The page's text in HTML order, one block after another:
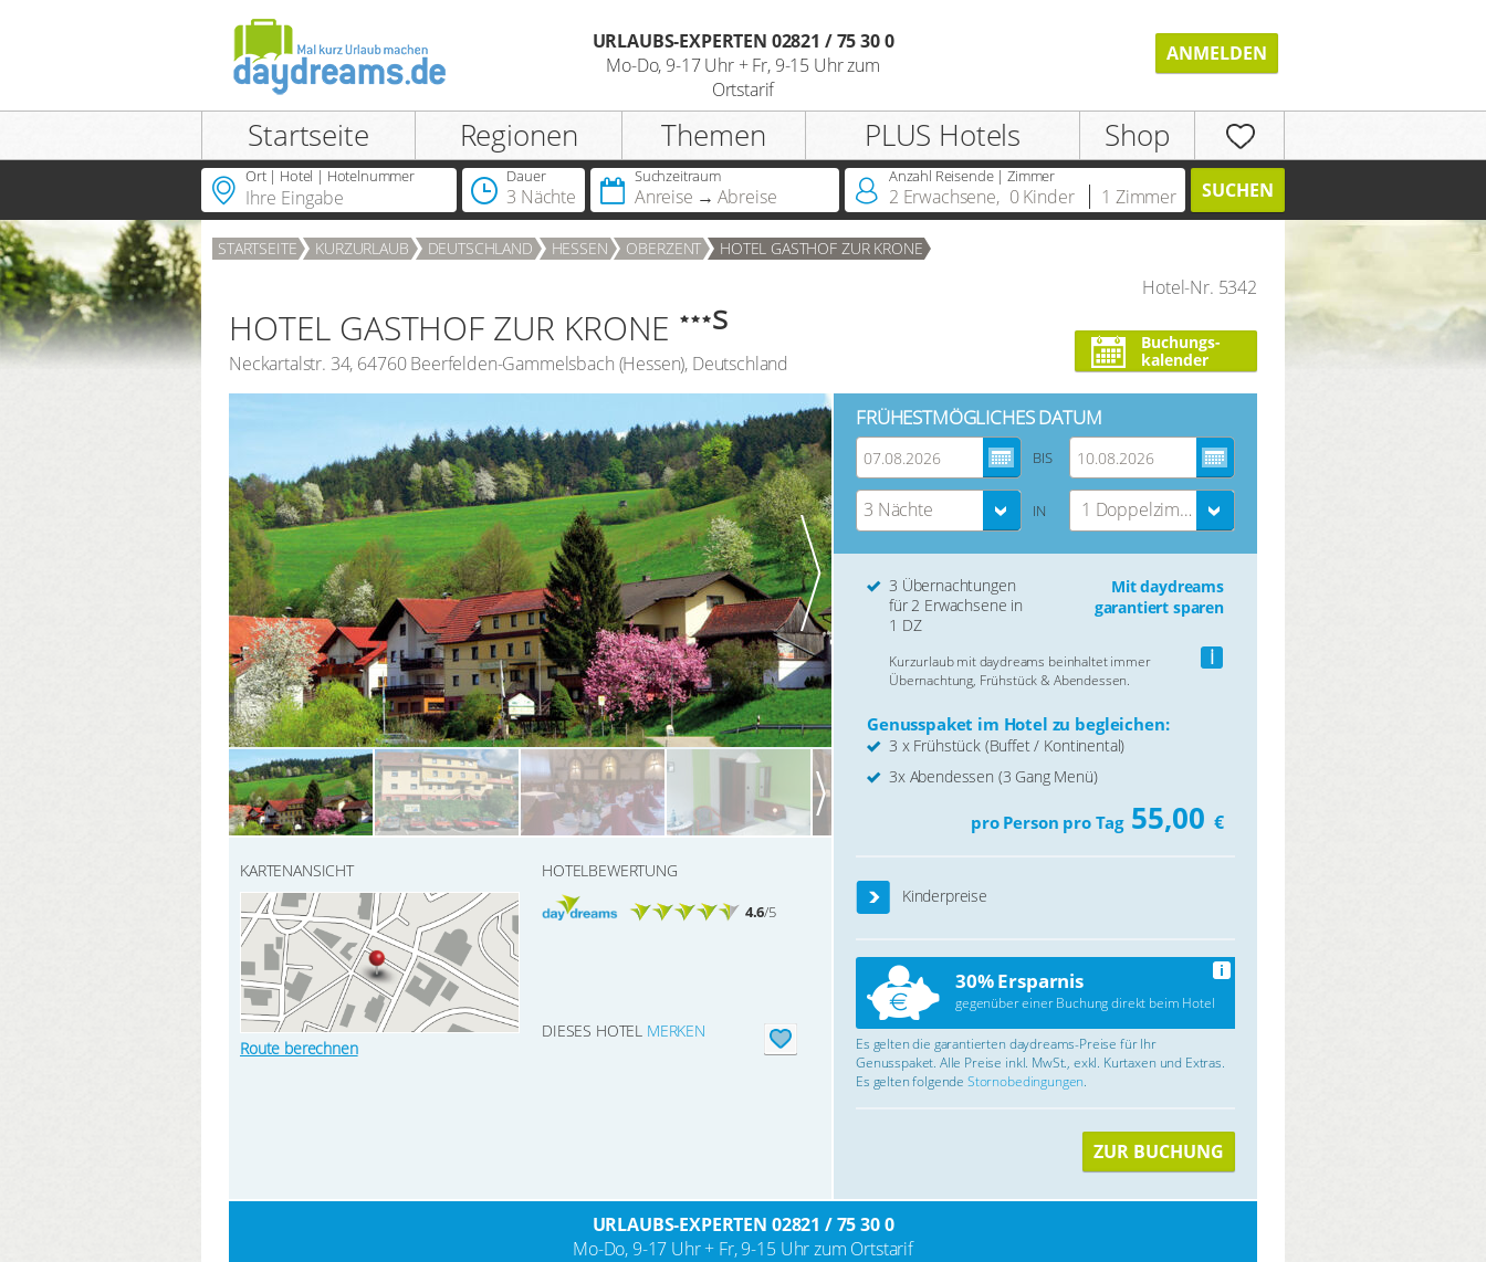
Einloggen
ANMELDEN
Registrieren
Sie besitzen bereits eine
Sie besitzen bereits einen
Hotelscheck?
REGISTRIEREN
URLAUBS-EXPERTEN 02821 / 75 30 0
Mo-Do, 9-17 Uhr + Fr, 9-15 Uhr zum
Ortstarif
ANMELDEN
Startseite Regionen Themen PLUS Hotels Shop
Ort | Hotel | Hotelnummer Dauer
3 Nächte
Suchzeitraum
Anreise Abreise
Anzahl Reisende | Zimmer
2 Erwachsene, 0 Kinder 1 Zimmer SUCHEN
STARTSEITE KURZURLAUB DEUTSCHLAND HESSEN OBERZENT HOTEL GASTHOF ZUR KRONE
Hotel-Nr. 5342
HOTEL GASTHOF ZUR KRONE s
Neckartalstr. 34, 64760 Beerfelden-Gammelsbach (Hessen), Deutschland
Buchungs-
kalender
KARTENANSICHT
Route berechnen
HOTELBEWERTUNG
4.6/5
DIESES HOTEL MERKEN
FRÜHESTMÖGLICHES DATUM
BIS
3 Nächte IN 1 Doppelzimmer
3 Übernachtungen
für 2 Erwachsene in
1 DZ
Mit daydreams
garantiert sparen
i
Kurzurlaub mit daydreams beinhaltet immer
Übernachtung, Frühstück & Abendessen.
Genusspaket im Hotel zu begleichen:
3 x Frühstück (Buffet / Kontinental)
3x Abendessen (3 Gang Menü)
pro Person pro Tag55,00 €
Kinderpreise
30% Ersparnis
gegenüber einer Buchung direkt beim Hotel
i
Es gelten die garantierten daydreams-Preise für Ihr
Genusspaket. Alle Preise inkl. MwSt., exkl. Kurtaxen und Extras.
Es gelten folgende Stornobedingungen.
ZUR BUCHUNG
URLAUBS-EXPERTEN 02821 / 75 30 0
Mo-Do, 9-17 Uhr + Fr, 9-15 Uhr zum Ortstarif